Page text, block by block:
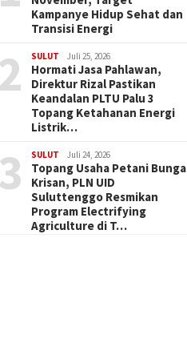
Kampanye Hidup Sehat dan
Transisi Energi
SULUT Juli 25, 2026
Hormati Jasa Pahlawan,
Direktur Rizal Pastikan
Keandalan PLTU Palu 3
Topang Ketahanan Energi
Listrik…
SULUT Juli 24, 2026
Topang Usaha Petani Bunga
Krisan, PLN UID
Suluttenggo Resmikan
Program Electrifying
Agriculture di T…